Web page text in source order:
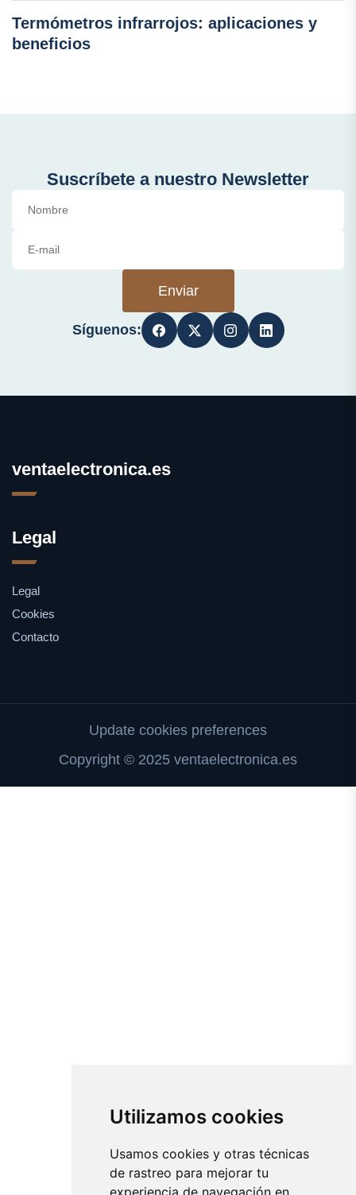
Utilizamos cookies
Usamos cookies y otras técnicas
de rastreo para mejorar tu
experiencia de navegación en
Termómetros infrarrojos: aplicaciones y
beneficios
Suscríbete a nuestro Newsletter
Enviar
Síguenos:
ventaelectronica.es
Legal
Legal
Cookies
Contacto
Update cookies preferences
Copyright © 2025 ventaelectronica.es